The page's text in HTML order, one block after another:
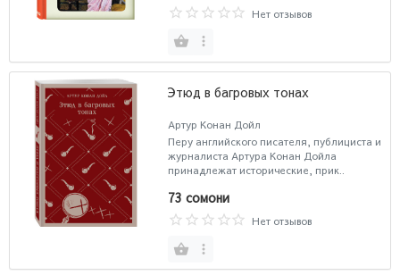
Нет отзывов
Этюд в багровых тонах
Артур Конан Дойл
Перу английского писателя, публициста и
журналиста Артура Конан Дойла
принадлежат исторические, прик..
73 сомони
Нет отзывов